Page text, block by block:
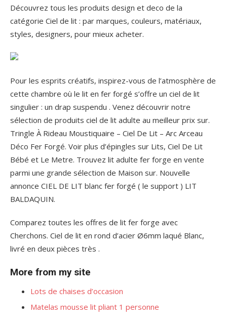
Découvrez tous les produits design et deco de la
catégorie Ciel de lit : par marques, couleurs, matériaux,
styles, designers, pour mieux acheter.
Pour les esprits créatifs, inspirez-vous de l’atmosphère de
cette chambre où le lit en fer forgé s’offre un ciel de lit
singulier : un drap suspendu . Venez découvrir notre
sélection de produits ciel de lit adulte au meilleur prix sur.
Tringle À Rideau Moustiquaire – Ciel De Lit – Arc Arceau
Déco Fer Forgé. Voir plus d’épingles sur Lits, Ciel De Lit
Bébé et Le Metre. Trouvez lit adulte fer forge en vente
parmi une grande sélection de Maison sur. Nouvelle
annonce CIEL DE LIT blanc fer forgé ( le support ) LIT
BALDAQUIN.
Comparez toutes les offres de lit fer forge avec
Cherchons. Ciel de lit en rond d’acier Ø6mm laqué Blanc,
livré en deux pièces très .
More from my site
Lots de chaises d’occasion
Matelas mousse lit pliant 1 personne